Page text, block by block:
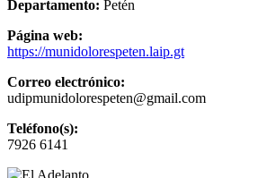
Departamento: Petén
Página web:
https://munidolorespeten.laip.gt
Correo electrónico:
udipmunidolorespeten@gmail.com
Teléfono(s):
7926 6141